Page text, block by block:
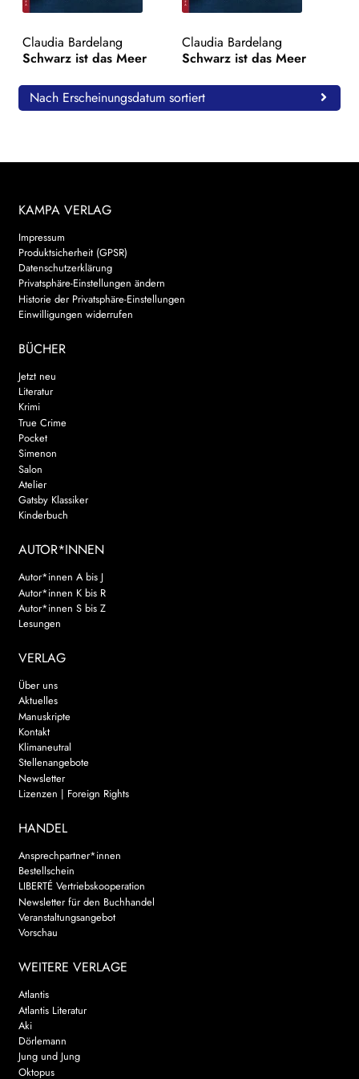
Search:
Claudia Bardelang
Schwarz ist das Meer
Claudia Bardelang
Schwarz ist das Meer
Nach Erscheinungsdatum sortiert
KAMPA VERLAG
Impressum
Produktsicherheit (GPSR)
Datenschutzerklärung
Privatsphäre-Einstellungen ändern
Historie der Privatsphäre-Einstellungen
Einwilligungen widerrufen
BÜCHER
Jetzt neu
Literatur
Krimi
True Crime
Pocket
Simenon
Salon
Atelier
Gatsby Klassiker
Kinderbuch
AUTOR*INNEN
Autor*innen A bis J
Autor*innen K bis R
Autor*innen S bis Z
Lesungen
VERLAG
Über uns
Aktuelles
Manuskripte
Kontakt
Klimaneutral
Stellenangebote
Newsletter
Lizenzen | Foreign Rights
HANDEL
Ansprechpartner*innen
Bestellschein
LIBERTÉ Vertriebskooperation
Newsletter für den Buchhandel
Veranstaltungsangebot
Vorschau
WEITERE VERLAGE
Atlantis
Atlantis Literatur
Aki
Dörlemann
Jung und Jung
Oktopus